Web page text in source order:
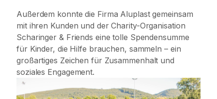
Außerdem konnte die Firma Aluplast gemeinsam
mit ihren Kunden und der Charity-Organisation
Scharinger & Friends eine tolle Spendensumme
für Kinder, die Hilfe brauchen, sammeln – ein
großartiges Zeichen für Zusammenhalt und
soziales Engagement.